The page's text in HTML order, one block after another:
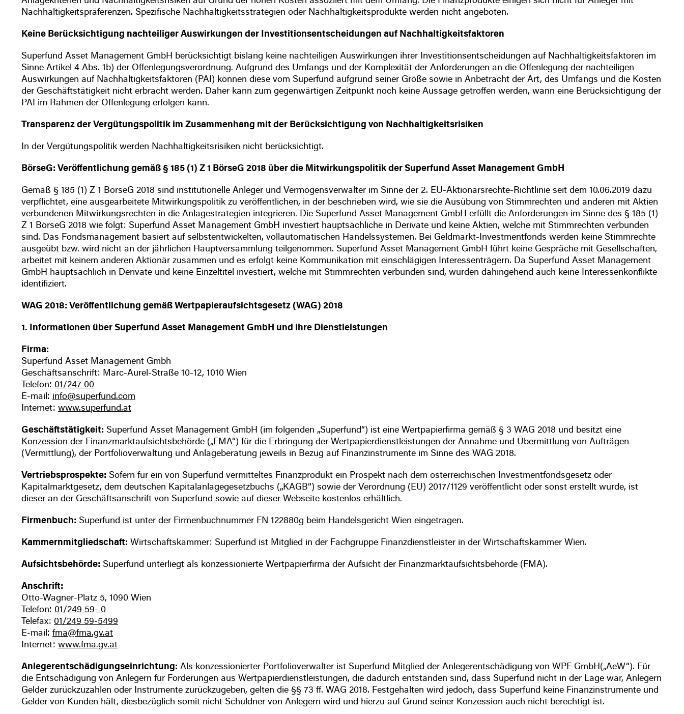
Nachhaltigkeitspräferenzen. Spezifische Nachhaltigkeitsstrategien oder Nachhaltigkeitsprodukte werden nicht angeboten.
Keine Berücksichtigung nachteiliger Auswirkungen der Investitionsentscheidungen auf Nachhaltigkeitsfaktoren
Superfund Asset Management GmbH berücksichtigt bislang keine nachteiligen Auswirkungen ihrer Investitionsentscheidungen auf Nachhaltigkeitsfaktoren im
Sinne Artikel 4 Abs. 1b) der Offenlegungsverordnung. Aufgrund des Umfangs und der Komplexität der Anforderungen an die Offenlegung der nachteiligen
Auswirkungen auf Nachhaltigkeitsfaktoren (PAI) können diese vom Superfund aufgrund seiner Größe sowie in Anbetracht der Art, des Umfangs und die Kosten
der Geschäftstätigkeit nicht erbracht werden. Daher kann zum gegenwärtigen Zeitpunkt noch keine Aussage getroffen werden, wann eine Berücksichtigung der
PAI im Rahmen der Offenlegung erfolgen kann.
Transparenz der Vergütungspolitik im Zusammenhang mit der Berücksichtigung von Nachhaltigkeitsrisiken
In der Vergütungspolitik werden Nachhaltigkeitsrisiken nicht berücksichtigt.
BörseG: Veröffentlichung gemäß § 185 (1) Z 1 BörseG 2018 über die Mitwirkungspolitik der Superfund Asset Management GmbH
Gemäß § 185 (1) Z 1 BörseG 2018 sind institutionelle Anleger und Vermögensverwalter im Sinne der 2. EU-Aktionärsrechte-Richtlinie seit dem 10.06.2019 dazu
verpflichtet, eine ausgearbeitete Mitwirkungspolitik zu veröffentlichen, in der beschrieben wird, wie sie die Ausübung von Stimmrechten und anderen mit Aktien
verbundenen Mitwirkungsrechten in die Anlagestrategien integrieren. Die Superfund Asset Management GmbH erfüllt die Anforderungen im Sinne des § 185 (1)
Z 1 BörseG 2018 wie folgt: Superfund Asset Management GmbH investiert hauptsächliche in Derivate und keine Aktien, welche mit Stimmrechten verbunden
sind. Das Fondsmanagement basiert auf selbstentwickelten, vollautomatischen Handelssystemen. Bei Geldmarkt-Investmentfonds werden keine Stimmrechte
ausgeübt bzw. wird nicht an der jährlichen Hauptversammlung teilgenommen. Superfund Asset Management GmbH führt keine Gespräche mit Gesellschaften,
arbeitet mit keinem anderen Aktionär zusammen und es erfolgt keine Kommunikation mit einschlägigen Interessenträgern. Da Superfund Asset Management
GmbH hauptsächlich in Derivate und keine Einzeltitel investiert, welche mit Stimmrechten verbunden sind, wurden dahingehend auch keine Interessenkonflikte
identifiziert.
WAG 2018: Veröffentlichung gemäß Wertpapieraufsichtsgesetz (WAG) 2018
1. Informationen über Superfund Asset Management GmbH und ihre Dienstleistungen
Firma:
Superfund Asset Management Gmbh
Geschäftsanschrift: Marc-Aurel-Straße 10-12, 1010 Wien
Telefon: 01/247 00
E-mail: info@superfund.com
Internet: www.superfund.at
Geschäftstätigkeit: Superfund Asset Management GmbH (im folgenden „Superfund“) ist eine Wertpapierfirma gemäß § 3 WAG 2018 und besitzt eine
Konzession der Finanzmarktaufsichtsbehörde („FMA“) für die Erbringung der Wertpapierdienstleistungen der Annahme und Übermittlung von Aufträgen
(Vermittlung), der Portfolioverwaltung und Anlageberatung jeweils in Bezug auf Finanzinstrumente im Sinne des WAG 2018.
Vertriebsprospekte: Sofern für ein von Superfund vermitteltes Finanzprodukt ein Prospekt nach dem österreichischen Investmentfondsgesetz oder
Kapitalmarktgesetz, dem deutschen Kapitalanlagegesetzbuchs („KAGB“) sowie der Verordnung (EU) 2017/1129 veröffentlicht oder sonst erstellt wurde, ist
dieser an der Geschäftsanschrift von Superfund sowie auf dieser Webseite kostenlos erhältlich.
Firmenbuch: Superfund ist unter der Firmenbuchnummer FN 122880g beim Handelsgericht Wien eingetragen.
Kammernmitgliedschaft: Wirtschaftskammer: Superfund ist Mitglied in der Fachgruppe Finanzdienstleister in der Wirtschaftskammer Wien.
Aufsichtsbehörde: Superfund unterliegt als konzessionierte Wertpapierfirma der Aufsicht der Finanzmarktaufsichtsbehörde (FMA).
Anschrift:
Otto-Wagner-Platz 5, 1090 Wien
Telefon: 01/249 59- 0
Telefax: 01/249 59-5499
E-mail: fma@fma.gv.at
Internet: www.fma.gv.at
Anlegerentschädigungseinrichtung: Als konzessionierter Portfolioverwalter ist Superfund Mitglied der Anlegerentschädigung von WPF GmbH(„AeW“). Für
die Entschädigung von Anlegern für Forderungen aus Wertpapierdienstleistungen, die dadurch entstanden sind, dass Superfund nicht in der Lage war, Anlegern
Gelder zurückzuzahlen oder Instrumente zurückzugeben, gelten die §§ 73 ff. WAG 2018. Festgehalten wird jedoch, dass Superfund keine Finanzinstrumente und
Gelder von Kunden hält, diesbezüglich somit nicht Schuldner von Anlegern wird und hierzu auf Grund seiner Konzession auch nicht berechtigt ist.